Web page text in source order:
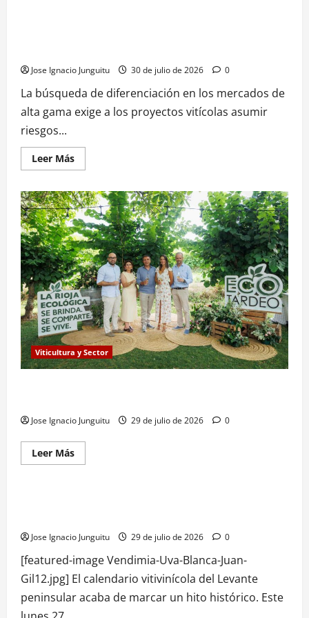
Jose Ignacio Junguitu 30 de julio de 2026 0
La búsqueda de diferenciación en los mercados de
alta gama exige a los proyectos vitícolas asumir
riesgos...
Leer MásLeer
más
Château
Punin
desafía
el
terruño
de
Chipre
con
Pinot
Noir
y
viticultura
de
precision
para
posicionarse
en
el
mercado
Viticultura y Sector
Jose Ignacio Junguitu 29 de julio de 2026 0
Leer MásLeer
más
revolución
en
ECOTARDEO
Jose Ignacio Junguitu 29 de julio de 2026 0
[featured-image Vendimia-Uva-Blanca-Juan-
Gil12.jpg] El calendario vitivinícola del Levante
peninsular acaba de marcar un hito histórico. Este